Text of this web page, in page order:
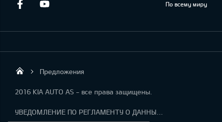
Facebook По всему миру
KIA AUTO AS
Предложения
2016 KIA AUTO AS - все права защищены.